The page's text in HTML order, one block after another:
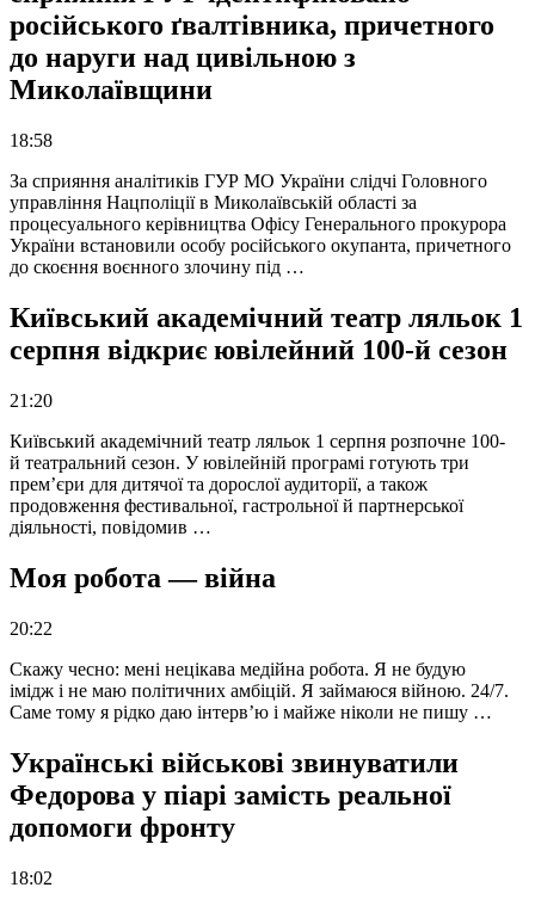
російського ґвалтівника, причетного
до наруги над цивільною з
Миколаївщини
18:58
За сприяння аналітиків ГУР МО України слідчі Головного
управління Нацполіції в Миколаївській області за
процесуального керівництва Офісу Генерального прокурора
України встановили особу російського окупанта, причетного
до скоєння воєнного злочину під …
Київський академічний театр ляльок 1
серпня відкриє ювілейний 100-й сезон
21:20
Київський академічний театр ляльок 1 серпня розпочне 100-
й театральний сезон. У ювілейній програмі готують три
прем’єри для дитячої та дорослої аудиторії, а також
продовження фестивальної, гастрольної й партнерської
діяльності, повідомив …
Моя робота — війна
20:22
Скажу чесно: мені нецікава медійна робота. Я не будую
імідж і не маю політичних амбіцій. Я займаюся війною. 24/7.
Саме тому я рідко даю інтерв’ю і майже ніколи не пишу …
Українські військові звинуватили
Федорова у піарі замість реальної
допомоги фронту
18:02